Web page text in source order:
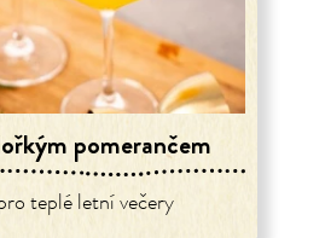
pomerančem
teplé letní večery